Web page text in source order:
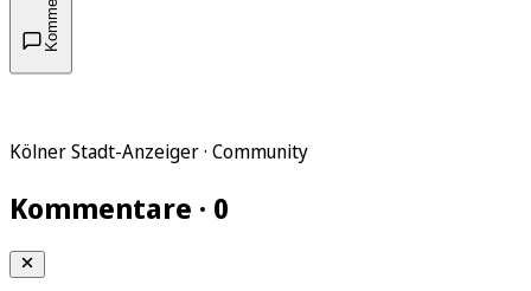
Kölner Stadt-Anzeiger · Community
Kommentare · 0